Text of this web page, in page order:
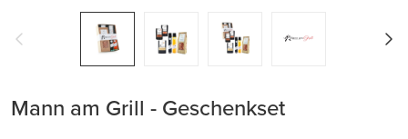
Mann am Grill - Geschenkset